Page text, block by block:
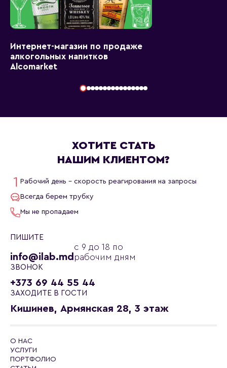
Интернет-магазин по продаже
алкогольных напитков
Alcomarket
ХОТИТЕ СТАТЬ
НАШИМ КЛИЕНТОМ?
Рабочий день - скорость реагирования на запросы
Всегда берем трубку
Мы не пропадаем
ПИШИТЕ
info@ilab.md
с 9 до 18 по
рабочим дням
ЗВОНОК
+373 69 44 55 44
ЗАХОДИТЕ В ГОСТИ
Кишинев, Армянская 28, 3 этаж
О НАС
УСЛУГИ
ПОРТФОЛИО